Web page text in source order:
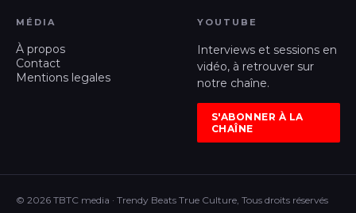
MÉDIA
À propos
Contact
Mentions legales
YOUTUBE
Interviews et sessions en
vidéo, à retrouver sur
notre chaîne.
S'ABONNER À LA
CHAÎNE
© 2026 TBTC media · Trendy Beats True Culture, Tous droits réservés